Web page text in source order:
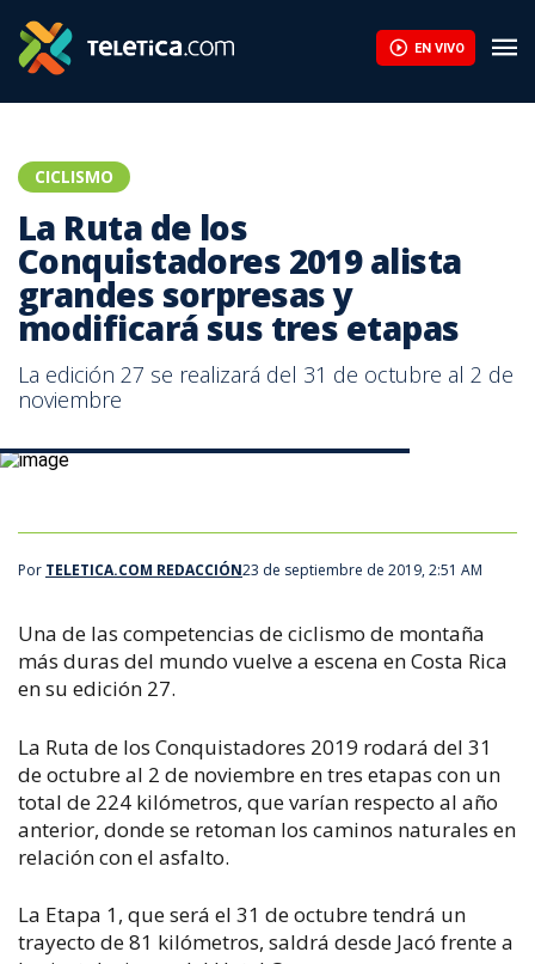
EN VIVO
CICLISMO
La Ruta de los
Conquistadores 2019 alista
grandes sorpresas y
modificará sus tres etapas
La edición 27 se realizará del 31 de octubre al 2 de
noviembre
Por TELETICA.COM REDACCIÓN23 de septiembre de 2019, 2:51 AM
Una de las competencias de ciclismo de montaña
más duras del mundo vuelve a escena en Costa Rica
en su edición 27.
La Ruta de los Conquistadores 2019 rodará del 31
de octubre al 2 de noviembre en tres etapas con un
total de 224 kilómetros, que varían respecto al año
anterior, donde se retoman los caminos naturales en
relación con el asfalto.
La Etapa 1, que será el 31 de octubre tendrá un
trayecto de 81 kilómetros, saldrá desde Jacó frente a